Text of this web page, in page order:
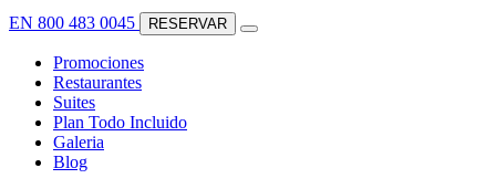
EN 800 483 0045 RESERVAR
Promociones
Restaurantes
Suites
Plan Todo Incluido
Galeria
Blog